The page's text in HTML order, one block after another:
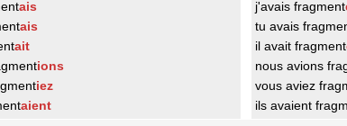
ais
ais
ait
ions
iez
aient
j'avais fragment
tu avais
il avait fragment
nous avions
vous aviez
ils avaient